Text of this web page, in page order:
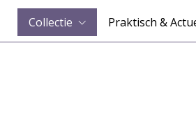
Collectie Praktisch &